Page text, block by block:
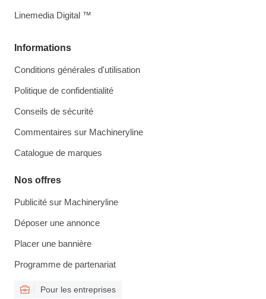
Informations
Conditions générales d'utilisation
Politique de confidentialité
Conseils de sécurité
Commentaires sur Machineryline
Catalogue de marques
Nos offres
Publicité sur Machineryline
Déposer une annonce
Placer une bannière
Programme de partenariat
Pour les entreprises
Linemedia Digital ™